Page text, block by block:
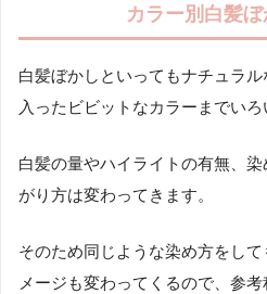
カラー別白髪
白髪ぼかしといってもナチュラ
入ったビビットなカラーまでいろ
白髪の量やハイライトの有無、
がり方は変わってきます。
そのため同じような染め方をし
メージも変わってくるので、参